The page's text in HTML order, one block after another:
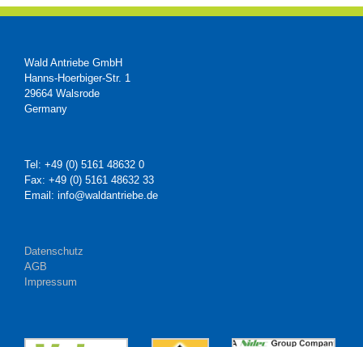
Wald Antriebe GmbH
Hanns-Hoerbiger-Str. 1
29664 Walsrode
Germany
Tel: +49 (0) 5161 48632 0
Fax: +49 (0) 5161 48632 33
Email: info@waldantriebe.de
Datenschutz
AGB
Impressum